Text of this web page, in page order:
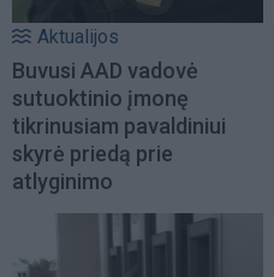
Aktualijos
Buvusi AAD vadovė
sutuoktinio įmonę
tikrinusiam pavaldiniui
skyrė priedą prie
atlyginimo